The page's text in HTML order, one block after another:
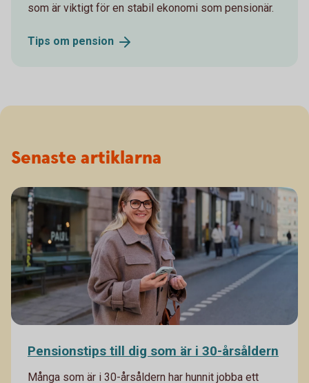
som är viktigt för en stabil ekonomi som pensionär.
Tips om pension
Senaste artiklarna
Pensionstips till dig som är i 30-årsåldern
Många som är i 30-årsåldern har hunnit jobba ett